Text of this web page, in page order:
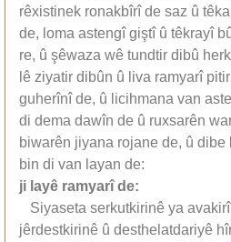
rêxistinek ronakbîrî de saz û
de, loma astengî giştî û têkrayî
re, û şêwaza wê tundtir dibû
lê ziyatir dibûn û liva ramyarî
guherînî de, û licihmana van
di dema dawîn de û ruxsarên
biwarên jiyana rojane de, û dibe
bin di van layan de:
ji layê ramyarîde:
Siyaseta serkutkirinê ya
jêrdestkirinê û desthelatdariyê